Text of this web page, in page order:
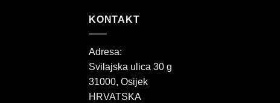
KONTAKT
Adresa:
Svilajska ulica 30 g
31000, Osijek
HRVATSKA